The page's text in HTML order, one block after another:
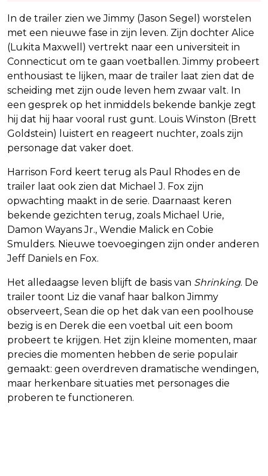
In de trailer zien we Jimmy (Jason Segel) worstelen
met een nieuwe fase in zijn leven. Zijn dochter Alice
(Lukita Maxwell) vertrekt naar een universiteit in
Connecticut om te gaan voetballen. Jimmy probeert
enthousiast te lijken, maar de trailer laat zien dat de
scheiding met zijn oude leven hem zwaar valt. In
een gesprek op het inmiddels bekende bankje zegt
hij dat hij haar vooral rust gunt. Louis Winston (Brett
Goldstein) luistert en reageert nuchter, zoals zijn
personage dat vaker doet.
Harrison Ford keert terug als Paul Rhodes en de
trailer laat ook zien dat Michael J. Fox zijn
opwachting maakt in de serie. Daarnaast keren
bekende gezichten terug, zoals Michael Urie,
Damon Wayans Jr., Wendie Malick en Cobie
Smulders. Nieuwe toevoegingen zijn onder anderen
Jeff Daniels en Fox.
Het alledaagse leven blijft de basis van Shrinking. De
trailer toont Liz die vanaf haar balkon Jimmy
observeert, Sean die op het dak van een poolhouse
bezig is en Derek die een voetbal uit een boom
probeert te krijgen. Het zijn kleine momenten, maar
precies die momenten hebben de serie populair
gemaakt: geen overdreven dramatische wendingen,
maar herkenbare situaties met personages die
proberen te functioneren.